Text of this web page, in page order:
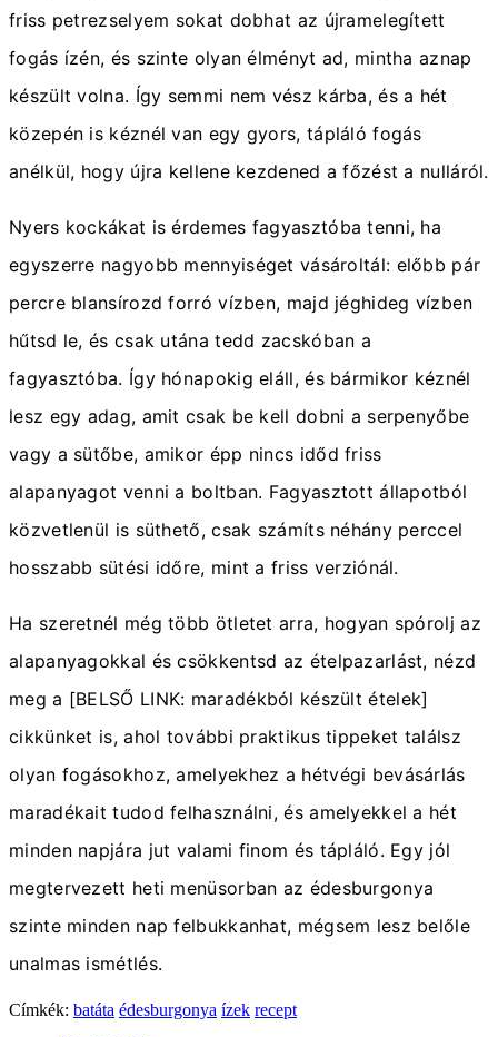
friss petrezselyem sokat dobhat az újramelegített
fogás ízén, és szinte olyan élményt ad, mintha aznap
készült volna. Így semmi nem vész kárba, és a hét
közepén is kéznél van egy gyors, tápláló fogás
anélkül, hogy újra kellene kezdened a főzést a nulláról.
Nyers kockákat is érdemes fagyasztóba tenni, ha
egyszerre nagyobb mennyiséget vásároltál: előbb pár
percre blansírozd forró vízben, majd jéghideg vízben
hűtsd le, és csak utána tedd zacskóban a
fagyasztóba. Így hónapokig eláll, és bármikor kéznél
lesz egy adag, amit csak be kell dobni a serpenyőbe
vagy a sütőbe, amikor épp nincs időd friss
alapanyagot venni a boltban. Fagyasztott állapotból
közvetlenül is süthető, csak számíts néhány perccel
hosszabb sütési időre, mint a friss verziónál.
Ha szeretnél még több ötletet arra, hogyan spórolj az
alapanyagokkal és csökkentsd az ételpazarlást, nézd
meg a [BELSŐ LINK: maradékból készült ételek]
cikkünket is, ahol további praktikus tippeket találsz
olyan fogásokhoz, amelyekhez a hétvégi bevásárlás
maradékait tudod felhasználni, és amelyekkel a hét
minden napjára jut valami finom és tápláló. Egy jól
megtervezett heti menüsorban az édesburgonya
szinte minden nap felbukkanhat, mégsem lesz belőle
unalmas ismétlés.
Címkék: batáta édesburgonya ízek recept